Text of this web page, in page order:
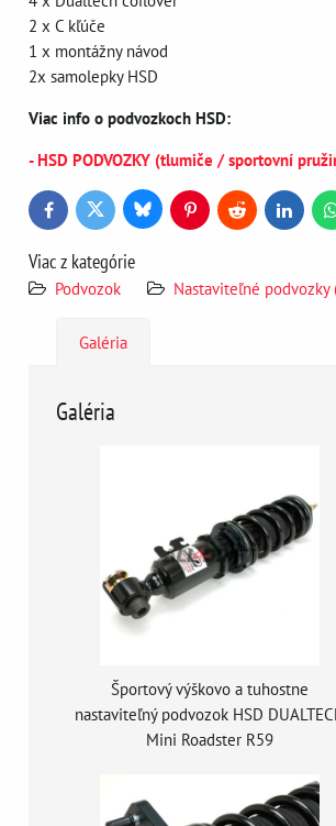
2 x C kľúče
1 x montážny návod
2x samolepky HSD
Viac info o podvozkoch HSD:
- HSD PODVOZKY (tlumiče / sportovní
FacebookTwitter BlueskyPinterestReddit LinkedIn
Viac z kategórie
Podvozok Nastaviteľné podvozky
Galéria
Galéria
Športový výškovo a tuhostne
nastaviteľný podvozok HSD
Mini Roadster R59